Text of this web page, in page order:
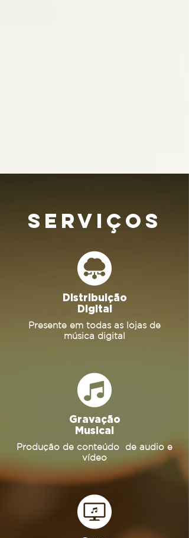
SERVIÇOS
Distribuição
Digital
Presente em todas as lojas de
música digital
Gravação
Musical
Produção de conteúdo de audio e
vídeo